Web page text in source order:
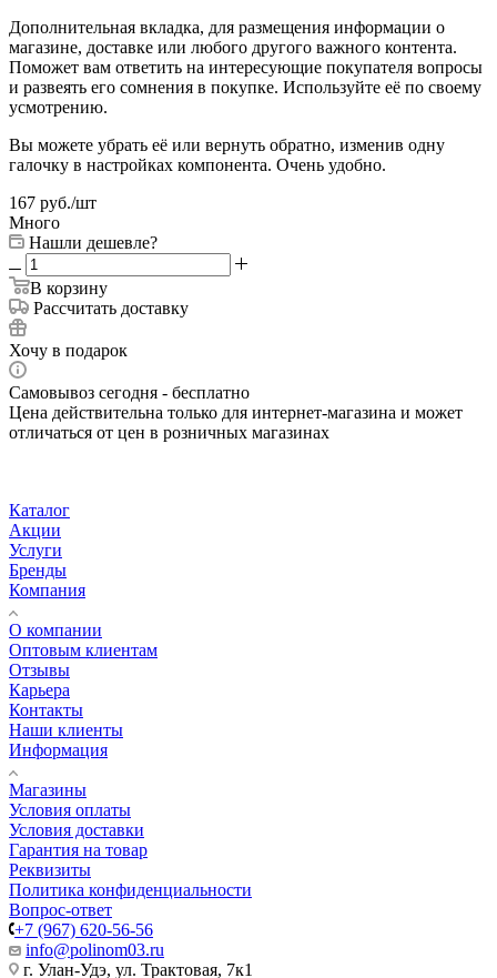
Дополнительная вкладка, для размещения информации о
магазине, доставке или любого другого важного контента.
Поможет вам ответить на интересующие покупателя вопросы
и развеять его сомнения в покупке. Используйте её по своему
усмотрению.
Вы можете убрать её или вернуть обратно, изменив одну
галочку в настройках компонента. Очень удобно.
167 руб./шт
Много
Нашли дешевле?
В корзину
Рассчитать доставку
Хочу в подарок
Самовывоз сегодня - бесплатно
Цена действительна только для интернет-магазина и может
отличаться от цен в розничных магазинах
Каталог
Акции
Услуги
Бренды
Компания
О компании
Оптовым клиентам
Отзывы
Карьера
Контакты
Наши клиенты
Информация
Магазины
Условия оплаты
Условия доставки
Гарантия на товар
Реквизиты
Политика конфиденциальности
Вопрос-ответ
+7 (967) 620-56-56
info@polinom03.ru
г. Улан-Удэ, ул. Трактовая, 7к1